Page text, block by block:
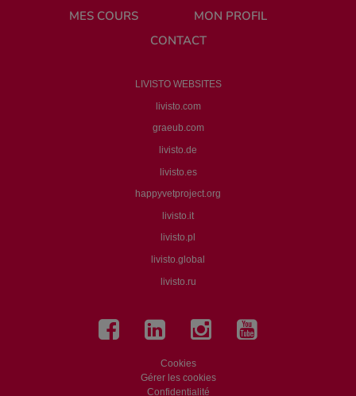
MES COURS
MON PROFIL
CONTACT
LIVISTO WEBSITES
livisto.com
graeub.com
livisto.de
livisto.es
happyvetproject.org
livisto.it
livisto.pl
livisto.global
livisto.ru
Cookies
Gérer les cookies
Confidentialité